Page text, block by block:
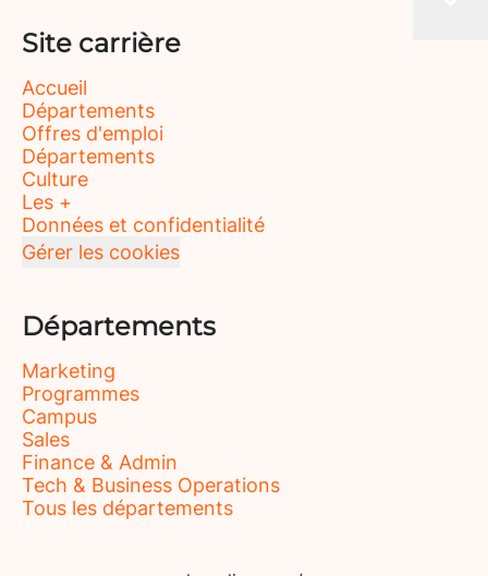
Site carrière
Accueil
Départements
Offres d'emploi
Départements
Culture
Les +
Données et confidentialité
Gérer les cookies
Départements
Marketing
Programmes
Campus
Sales
Finance & Admin
Tech & Business Operations
Tous les départements